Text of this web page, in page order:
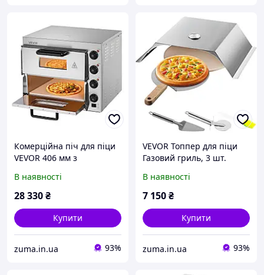
Комерційна піч для піци
VEVOR 406 мм з
електрична 4 ручки
872562
В наявності
28 330₴
Купити
zuma.in.ua 93%
VEVOR Топпер для піци
Газовий гриль, 3 шт.
48x35x17 см Гриль на
вугіллі Піч для піци, 50-
В наявності
7 150₴
Купити
zuma.in.ua 93%